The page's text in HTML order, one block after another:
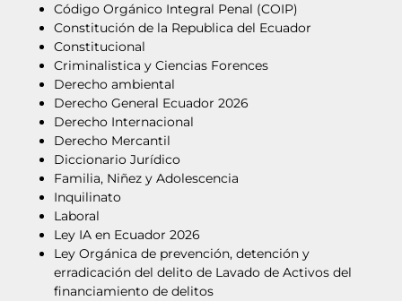
Código Orgánico Integral Penal (COIP)
Constitución de la Republica del Ecuador
Constitucional
Criminalistica y Ciencias Forences
Derecho ambiental
Derecho General Ecuador 2026
Derecho Internacional
Derecho Mercantil
Diccionario Jurídico
Familia, Niñez y Adolescencia
Inquilinato
Laboral
Ley IA en Ecuador 2026
Ley Orgánica de prevención, detención y
erradicación del delito de Lavado de Activos del
financiamiento de delitos